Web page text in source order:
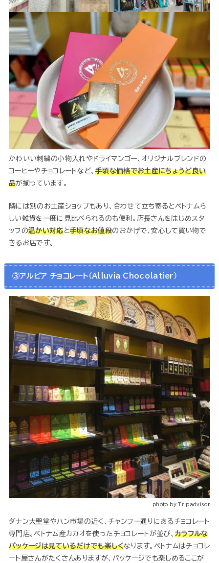
かわいい刺繍の小物入れやドライマンゴー、オリジナルブレンドの
コーヒーやチョコレートなど、 手頃な価格でお土産にちょうど良い
品が揃っています。
隣には別のお土産ショップもあり、合わせて立ち寄るとベトナムら
しい雑貨を一度に見比べられるのも便利。店長さんをはじめスタ
ッフの温かい対応と手頃なお値段のおかげで、安心して買い物で
きるお店です。
③アルビア チョコレート （Alluvia Chocolatier ）
photo by Tripadvisor
ダナン大聖堂やハン市場の近く、チャンフー通りにあるチョコレート
専門店。ベトナム産カカオを使ったチョコレートが並び、カラフルな
パッケージは見ているだけでも楽しくなります。ベトナムはチョコレ
ート屋さんがたくさんありますが、パッケージでも楽しめるここが